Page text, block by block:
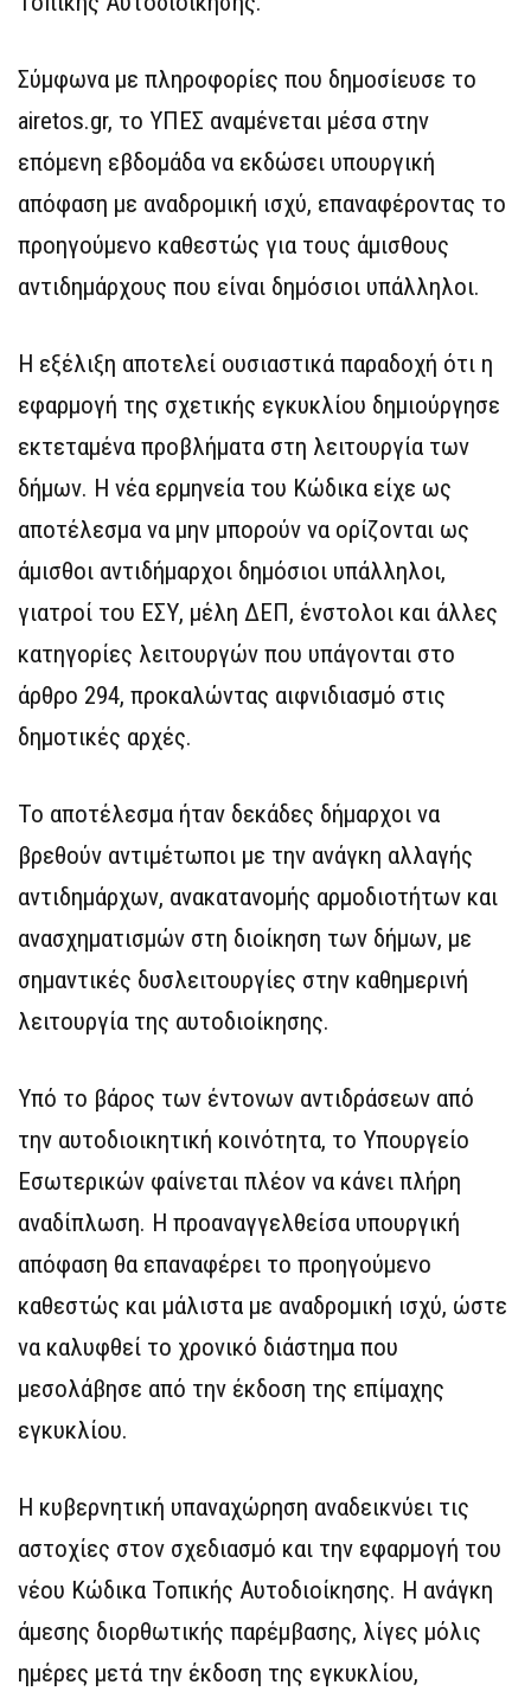
Σύμφωνα με πληροφορίες που δημοσίευσε το
airetos.gr, το ΥΠΕΣ αναμένεται μέσα στην
επόμενη εβδομάδα να εκδώσει υπουργική
απόφαση με αναδρομική ισχύ, επαναφέροντας το
προηγούμενο καθεστώς για τους άμισθους
αντιδημάρχους που είναι δημόσιοι υπάλληλοι.
Η εξέλιξη αποτελεί ουσιαστικά παραδοχή ότι η
εφαρμογή της σχετικής εγκυκλίου δημιούργησε
εκτεταμένα προβλήματα στη λειτουργία των
δήμων. Η νέα ερμηνεία του Κώδικα είχε ως
αποτέλεσμα να μην μπορούν να ορίζονται ως
άμισθοι αντιδήμαρχοι δημόσιοι υπάλληλοι,
γιατροί του ΕΣΥ, μέλη ΔΕΠ, ένστολοι και άλλες
κατηγορίες λειτουργών που υπάγονται στο
άρθρο 294, προκαλώντας αιφνιδιασμό στις
δημοτικές αρχές.
Το αποτέλεσμα ήταν δεκάδες δήμαρχοι να
βρεθούν αντιμέτωποι με την ανάγκη αλλαγής
αντιδημάρχων, ανακατανομής αρμοδιοτήτων και
ανασχηματισμών στη διοίκηση των δήμων, με
σημαντικές δυσλειτουργίες στην καθημερινή
λειτουργία της αυτοδιοίκησης.
Υπό το βάρος των έντονων αντιδράσεων από
την αυτοδιοικητική κοινότητα, το Υπουργείο
Εσωτερικών φαίνεται πλέον να κάνει πλήρη
αναδίπλωση. Η προαναγγελθείσα υπουργική
απόφαση θα επαναφέρει το προηγούμενο
καθεστώς και μάλιστα με αναδρομική ισχύ, ώστε
να καλυφθεί το χρονικό διάστημα που
μεσολάβησε από την έκδοση της επίμαχης
εγκυκλίου.
Η κυβερνητική υπαναχώρηση αναδεικνύει τις
αστοχίες στον σχεδιασμό και την εφαρμογή του
νέου Κώδικα Τοπικής Αυτοδιοίκησης. Η ανάγκη
άμεσης διορθωτικής παρέμβασης, λίγες μόλις
ημέρες μετά την έκδοση της εγκυκλίου,